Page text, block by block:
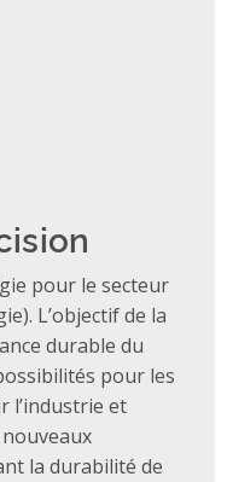
pour le secteur
L’objectif de la
durable du
pour les
l’industrie et
la durabilité de